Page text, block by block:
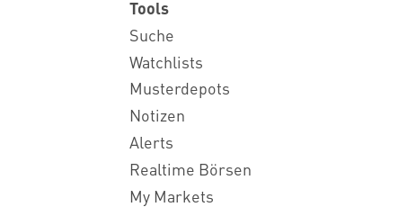
Tools
Suche
Watchlists
Musterdepots
Notizen
Alerts
Realtime Börsen
My Markets